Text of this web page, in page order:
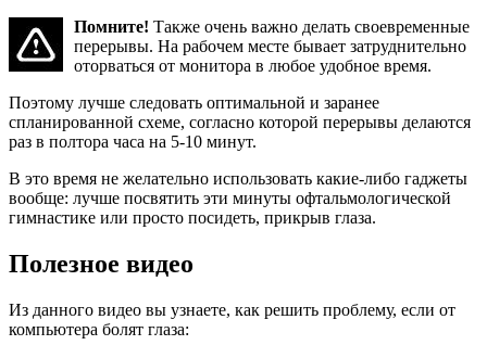
Помните! Также очень важно делать своевременные
перерывы. На рабочем месте бывает затруднительно
оторваться от монитора в любое удобное время.
Поэтому лучше следовать оптимальной и заранее
спланированной схеме, согласно которой перерывы делаются
раз в полтора часа на 5-10 минут.
В это время не желательно использовать какие-либо гаджеты
вообще: лучше посвятить эти минуты офтальмологической
гимнастике или просто посидеть, прикрыв глаза.
Полезное видео
Из данного видео вы узнаете, как решить проблему, если от
компьютера болят глаза: